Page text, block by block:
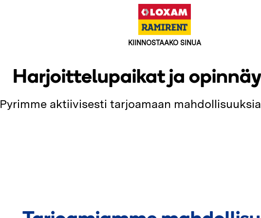
KIINNOSTAAKO SINUA
Harjoittelupaikat ja
Pyrimme aktiivisesti tarjoamaan